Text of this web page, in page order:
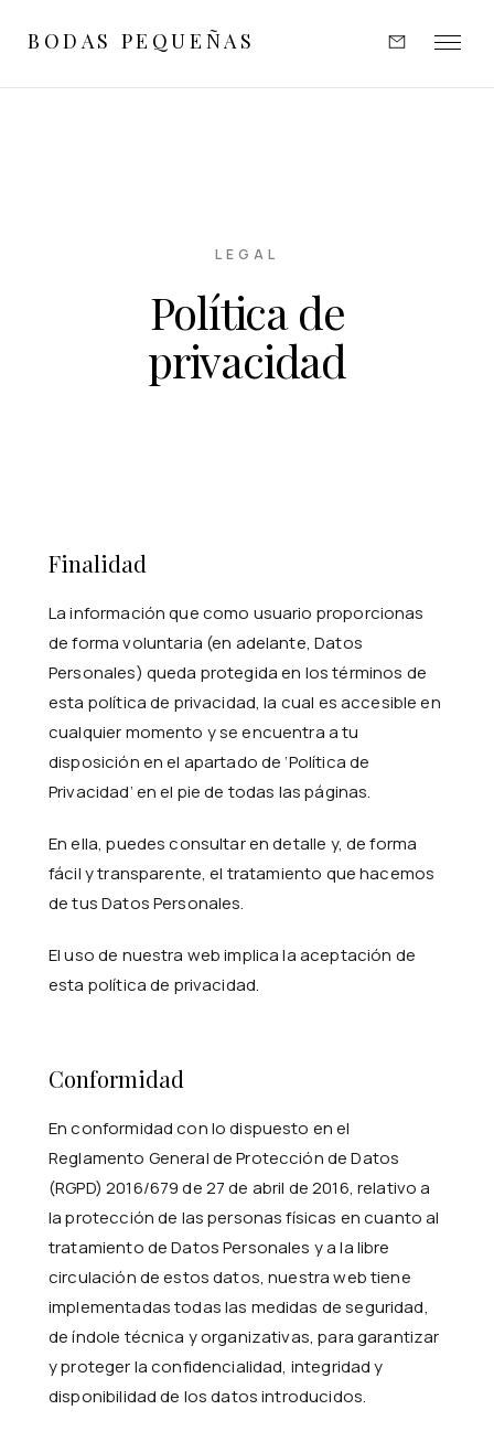
BODAS PEQUEÑAS
LEGAL
Política de
privacidad
Finalidad
La información que como usuario proporcionas
de forma voluntaria (en adelante, Datos
Personales) queda protegida en los términos de
esta política de privacidad, la cual es accesible en
cualquier momento y se encuentra a tu
disposición en el apartado de ‘Política de
Privacidad’ en el pie de todas las páginas.
En ella, puedes consultar en detalle y, de forma
fácil y transparente, el tratamiento que hacemos
de tus Datos Personales.
El uso de nuestra web implica la aceptación de
esta política de privacidad.
Conformidad
En conformidad con lo dispuesto en el
Reglamento General de Protección de Datos
(RGPD) 2016/679 de 27 de abril de 2016, relativo a
la protección de las personas físicas en cuanto al
tratamiento de Datos Personales y a la libre
circulación de estos datos, nuestra web tiene
implementadas todas las medidas de seguridad,
de índole técnica y organizativas, para garantizar
y proteger la confidencialidad, integridad y
disponibilidad de los datos introducidos.